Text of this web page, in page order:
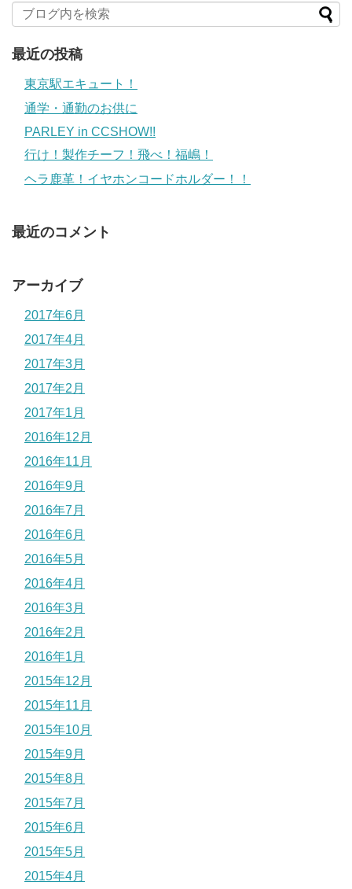
最近の投稿
東京駅エキュート！
通学・通勤のお供に
PARLEY in CCSHOW!!
行け！製作チーフ！飛べ！福嶋！
ヘラ鹿革！イヤホンコードホルダー！！
最近のコメント
アーカイブ
2017年6月
2017年4月
2017年3月
2017年2月
2017年1月
2016年12月
2016年11月
2016年9月
2016年7月
2016年6月
2016年5月
2016年4月
2016年3月
2016年2月
2016年1月
2015年12月
2015年11月
2015年10月
2015年9月
2015年8月
2015年7月
2015年6月
2015年5月
2015年4月